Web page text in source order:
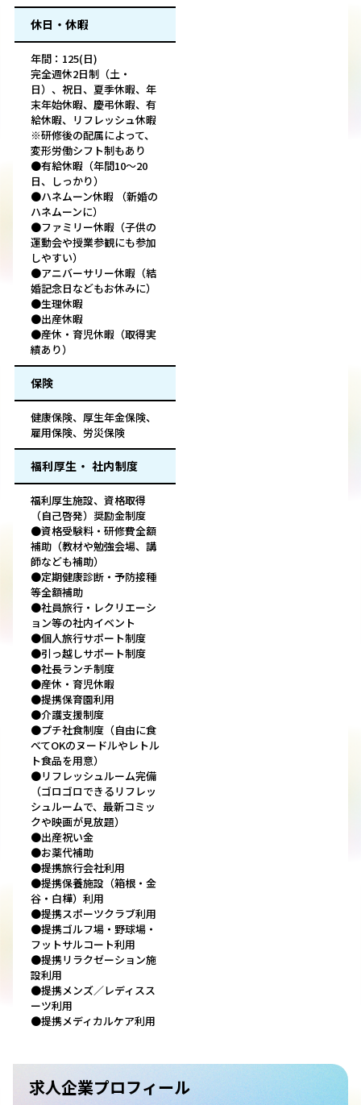
休日・休暇
年間：125(日)
完全週休2日制（土・
日）、祝日、夏季休暇、年
末年始休暇、慶弔休暇、有
給休暇、リフレッシュ休暇
※研修後の配属によって、
変形労働シフト制もあり
●有給休暇（年間10～20
日、しっかり）
●ハネムーン休暇 （新婚の
ハネムーンに）
●ファミリー休暇（子供の
運動会や授業参観にも参加
しやすい）
●アニバーサリー休暇（結
婚記念日などもお休みに）
●生理休暇
●出産休暇
●産休・育児休暇（取得実
績あり）
保険
健康保険、厚生年金保険、
雇用保険、労災保険
福利厚生・ 社内制度
福利厚生施設、資格取得
（自己啓発）奨励金制度
●資格受験料・研修費全額
補助（教材や勉強会場、講
師なども補助）
●定期健康診断・予防接種
等全額補助
●社員旅行・レクリエーシ
ョン等の社内イベント
●個人旅行サポート制度
●引っ越しサポート制度
●社長ランチ制度
●産休・育児休暇
●提携保育園利用
●介護支援制度
●プチ社食制度（自由に食
べてOKのヌードルやレトル
ト食品を用意）
●リフレッシュルーム完備
（ゴロゴロできるリフレッ
シュルームで、最新コミッ
クや映画が見放題）
●出産祝い金
●お薬代補助
●提携旅行会社利用
●提携保養施設（箱根・金
谷・白樺）利用
●提携スポーツクラブ利用
●提携ゴルフ場・野球場・
フットサルコート利用
●提携リラクゼーション施
設利用
●提携メンズ／レディスス
ーツ利用
●提携メディカルケア利用
求人企業プロフィール